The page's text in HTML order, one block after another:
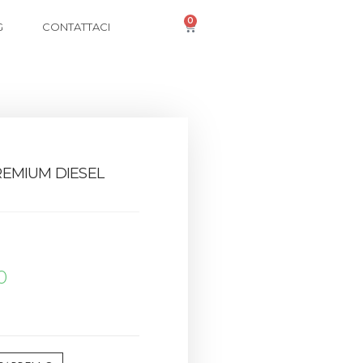
CONTATTACI 0
DIESEL